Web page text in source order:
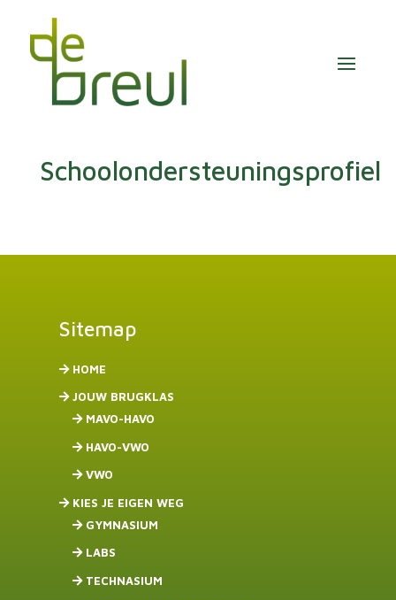
Schoolondersteuningsprofiel
Sitemap
HOME
JOUW BRUGKLAS
MAVO-HAVO
HAVO-VWO
VWO
KIES JE EIGEN WEG
GYMNASIUM
LABS
TECHNASIUM